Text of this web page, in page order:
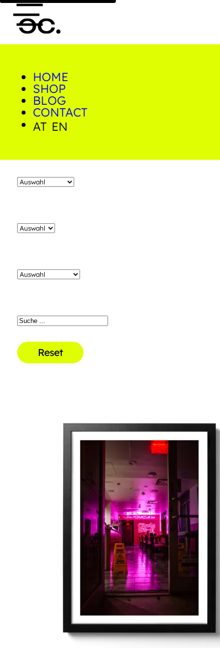
0
HOME
SHOP
BLOG
CONTACT
AT EN
Home/Shop/Produkte verschlagwortet mit
Reset